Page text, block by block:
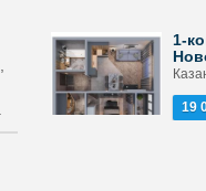
1-
19